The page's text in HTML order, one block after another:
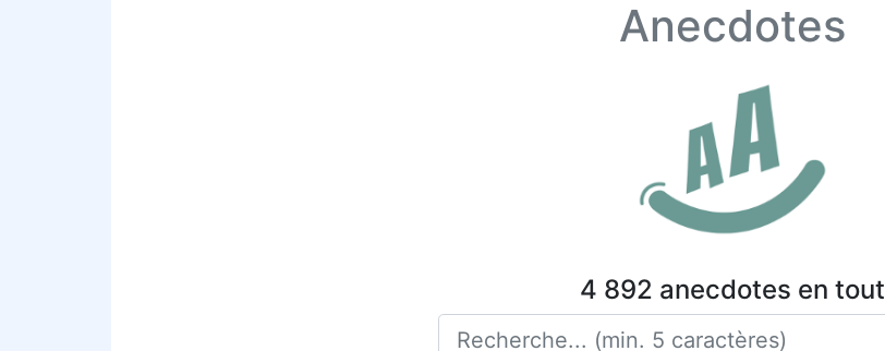
Anecdotes
4 892 anecdotes en tout